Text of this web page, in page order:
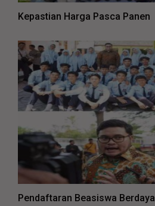
Kepastian Harga Pasca Panen
Pendaftaran Beasiswa Berdaya